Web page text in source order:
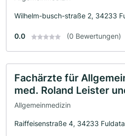
Wilhelm-busch-straße 2, 34233
0.0 (0 Bewertungen)
Fachärzte für
med. Roland Leister
Allgemeinmedizin
Raiffeisenstraße 4, 34233